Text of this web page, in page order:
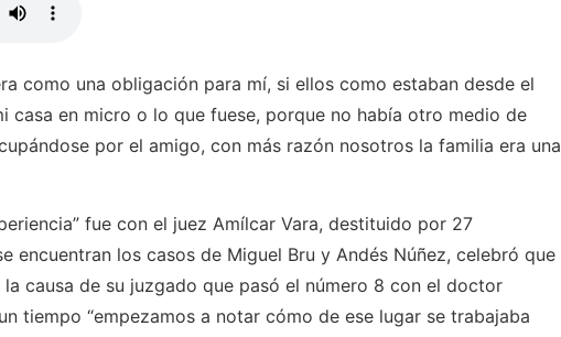
como una obligación para mí, si ellos como estaban desde el
casa en micro o lo que fuese, porque no había otro medio de
por el amigo, con más razón nosotros la familia era una
fue con el juez Amílcar Vara, destituido por 27
encuentran los casos de Miguel Bru y Andés Núñez, celebró que
causa de su juzgado que pasó el número 8 con el doctor
tiempo “empezamos a notar cómo de ese lugar se trabajaba